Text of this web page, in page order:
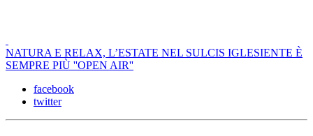
NATURA E RELAX, L’ESTATE NEL SULCIS IGLESIENTE È
SEMPRE PIÙ ''OPEN AIR''
facebook
twitter